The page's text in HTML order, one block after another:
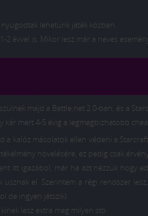
lehetünk játék közben.
évvel is. Mikor lesz már a neves
majd a Battle.net 2.0-ban, és a
mert 4-5 évig a legmegbizhatobb
a kalóz másolatok ellen védeni a
növelésére, ez pedig csak
itt igazábol, már ha azt nézzük hogy
el. Szerintem a régi rendszer
de ingyen játszik)
lesz extra meg milyen stb